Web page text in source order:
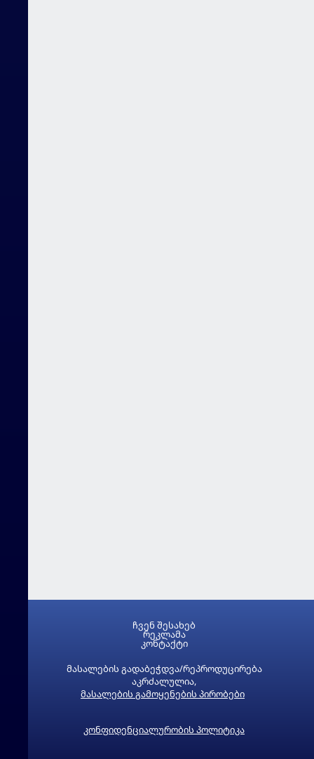
მასალების გადაბეჭდვა/რეპროდუცირება
აკრძალულია,
მასალების გამოყენების პირობები
კონფიდენციალურობის პოლიტიკა
ჩვენ შესახებ
რეკლამა
კონტაქტი